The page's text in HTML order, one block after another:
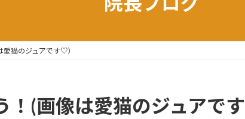
猫のジュアです♡）
！(画像は愛猫のジュアです